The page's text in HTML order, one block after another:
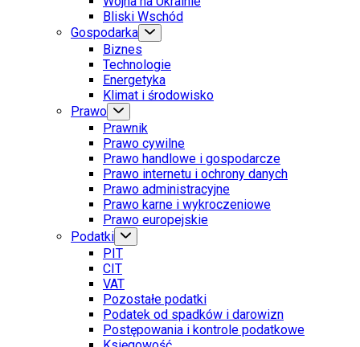
Bliski Wschód
Gospodarka
Biznes
Technologie
Energetyka
Klimat i środowisko
Prawo
Prawnik
Prawo cywilne
Prawo handlowe i gospodarcze
Prawo internetu i ochrony danych
Prawo administracyjne
Prawo karne i wykroczeniowe
Prawo europejskie
Podatki
PIT
CIT
VAT
Pozostałe podatki
Podatek od spadków i darowizn
Postępowania i kontrole podatkowe